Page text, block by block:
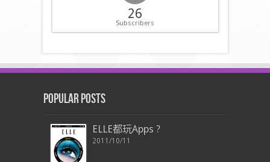
26
Subscribers
Popular Posts
ELLE都玩Apps ?
2011/10/11